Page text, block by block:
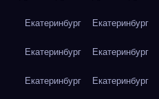
Екатеринбург Екатеринбург
Екатеринбург Екатеринбург
Екатеринбург Екатеринбург